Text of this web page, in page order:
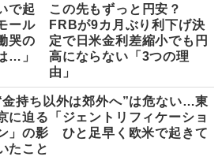
で起
ール
哭の
…」
この先もずっと円安？
FRBが9カ月ぶり利下げ決
定で日米金利差縮小でも円
高にならない「3つの理
由」
金持ち以外は郊外へ”は危ない…東
に迫る「ジェントリフィケーショ
」の影 ひと足早く欧米で起きて
たこと